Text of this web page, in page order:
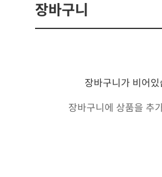
장바구니
장바구니가 비어
장바구니에 상품을 추